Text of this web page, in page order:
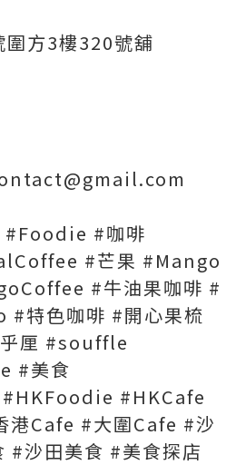
方3樓320號舖
#咖啡
#芒果 #Mango
#牛油果咖啡 #
#特色咖啡 #開心果梳
厘 #souffle
#美食
#HKCafe
港Cafe #大圍Cafe #沙
#沙田美食 #美食探店